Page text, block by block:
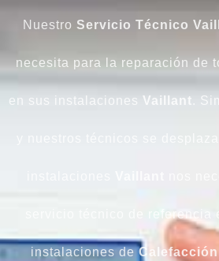
Nuestro Servicio Técnico
necesita para la reparación de
en sus instalaciones Vaillant.
nos
servicio técnico de referencia
instalaciones de